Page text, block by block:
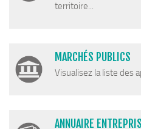
territoire...
MARCHÉS PUBLICS
Visualisez la liste des
ANNUAIRE